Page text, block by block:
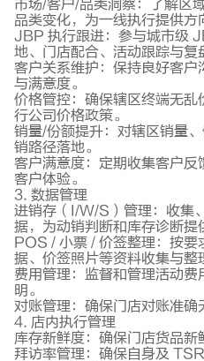
市场/客户/品类洞察：了解区
品类变化，为一线执行提供方
JBP 执行跟进：参与城市级
地、门店配合、活动跟踪与复
客户关系维护：保持良好客
与满意度。
价格管控：确保辖区终端无
行公司价格政策。
销量/份额提升：对辖区销量
销路径落地。
客户满意度：定期收集客户
客户体验。
3. 数据管理
进销存（I/W/S）管理：收集
据，为动销判断和库存诊断提
POS / 小票 / 价签整理：按
据、价签照片等资料收集与整
费用管理：监督和管理活动
明。
对账管理：确保门店对账准确
4. 店内执行管理
库存新鲜度：确保门店货品新
拜访率管理：确保自身及